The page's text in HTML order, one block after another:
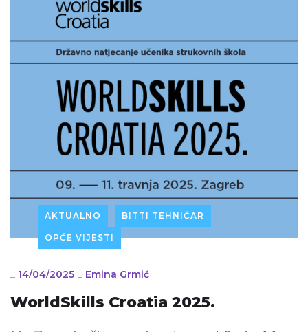
AKTUALNO BITTI TEHNIČAR
OPĆE VIJESTI
_ 14/04/2025 _ Emina Grmić
WorldSkills Croatia 2025.